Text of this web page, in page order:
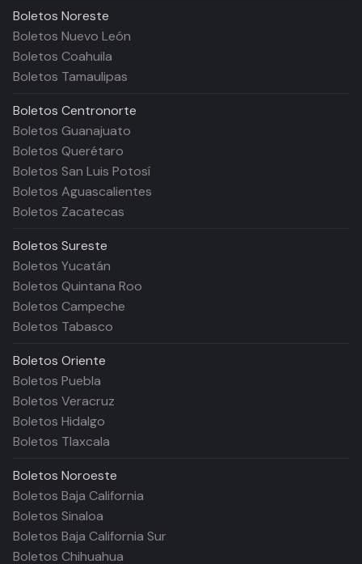
Boletos Noreste
Boletos Nuevo León
Boletos Coahuila
Boletos Tamaulipas
Boletos Centronorte
Boletos Guanajuato
Boletos Querétaro
Boletos San Luis Potosí
Boletos Aguascalientes
Boletos Zacatecas
Boletos Sureste
Boletos Yucatán
Boletos Quintana Roo
Boletos Campeche
Boletos Tabasco
Boletos Oriente
Boletos Puebla
Boletos Veracruz
Boletos Hidalgo
Boletos Tlaxcala
Boletos Noroeste
Boletos Baja California
Boletos Sinaloa
Boletos Baja California Sur
Boletos Chihuahua